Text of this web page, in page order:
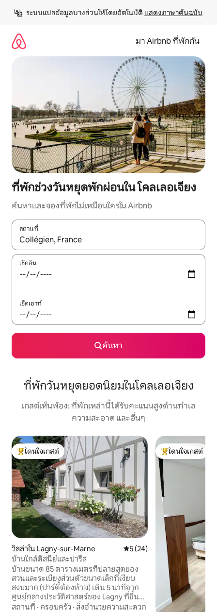
เนื้อหา
ระบบแปลข้อมูลบางส่วนให้โดยอัตโนมัติ แสดงภาษาต้นฉบับ
มา Airbnb ที่พักกัน
ที่พักช่วงวันหยุดพักผ่อนใน โคลเลอเจียง
ค้นหาและจองที่พักไม่เหมือนใครใน Airbnb
สถานที่
ใช้ลูกศรขึ้นลง หรือใช้การสัมผัสหรือปัด เพื่อสำรวจผลการค้นหา
เช็คอิน
เช็คเอาท์
ค้นหา
ที่พักวันหยุดยอดนิยมในโคลเลอเจียง
เกสต์เห็นพ้อง: ที่พักเหล่านี้ได้รับคะแนนสูงด้านทำเล
ความสะอาด และอื่นๆ
โดนใจเกสต์ที่สุด
โดนใจเกสต์
วิลล่าใน Lagny-sur-Marne คะแนนเฉลี่ย 5 จาก 5, 24 รีวิว
5 (24)
บ้านใกล้ดิสนีย์และปารีส
บ้านขนาด 85 ตารางเมตรที่ปลายสุดของ
สวนและระเบียงส่วนตัวขนาดเล็กที่เงียบ
สงบมาก (ปาร์ตี้ต้องห้าม) เดิน 5 นาทีจาก
ศูนย์กลางประวัติศาสตร์ของ Lagny ที่ขึ้น
ชื่อเรื่องตลาด 3 แห่งต่อสัปดาห์และการเดิน
สถานที่ · ครอบครัว · สิ่งอำนวยความสะดวก
โดนใจเกสต์ที่สุด
โดนใจเกสต์